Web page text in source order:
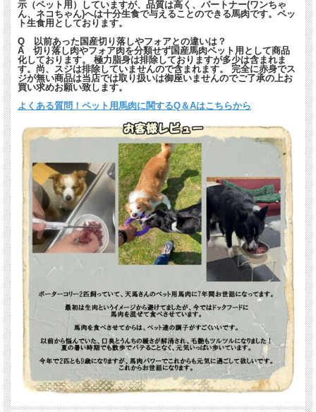
人も動物も良質な脂は取り過ぎに注意すれば必要
な成分となります。
示（ペット用）していますが、品質は高く、パートナー(ワンちゃ
ん、ネコちゃん)へは十分生食で与えることのできる馬肉です。ペッ
ト生食用としております。
Q 以前あった国産切り落しやフォアとの違いは？
A 切り落し肉やフォア肉を分類せず国産馬肉ペット用として商品
化しております。 極力脂身は排除しておりますが多少は含まれま
す。尚、スジは排除していませんので含まれます。 完全に赤身でス
ジが無い商品は当店では取り扱いは御座いませんのでご了承の上お
買い求めお願い致します。
よくある質問！ペット用馬肉に関するQ＆Aはこちらから